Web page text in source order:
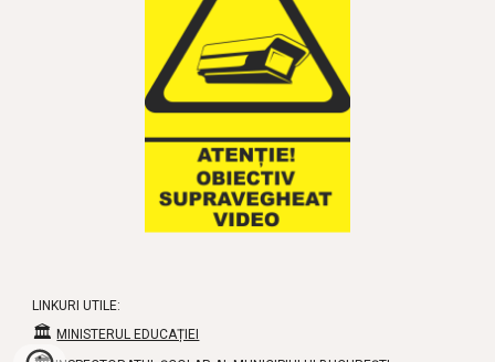
LINKURI UTILE:
🏛MINISTERUL EDUCAȚIEI